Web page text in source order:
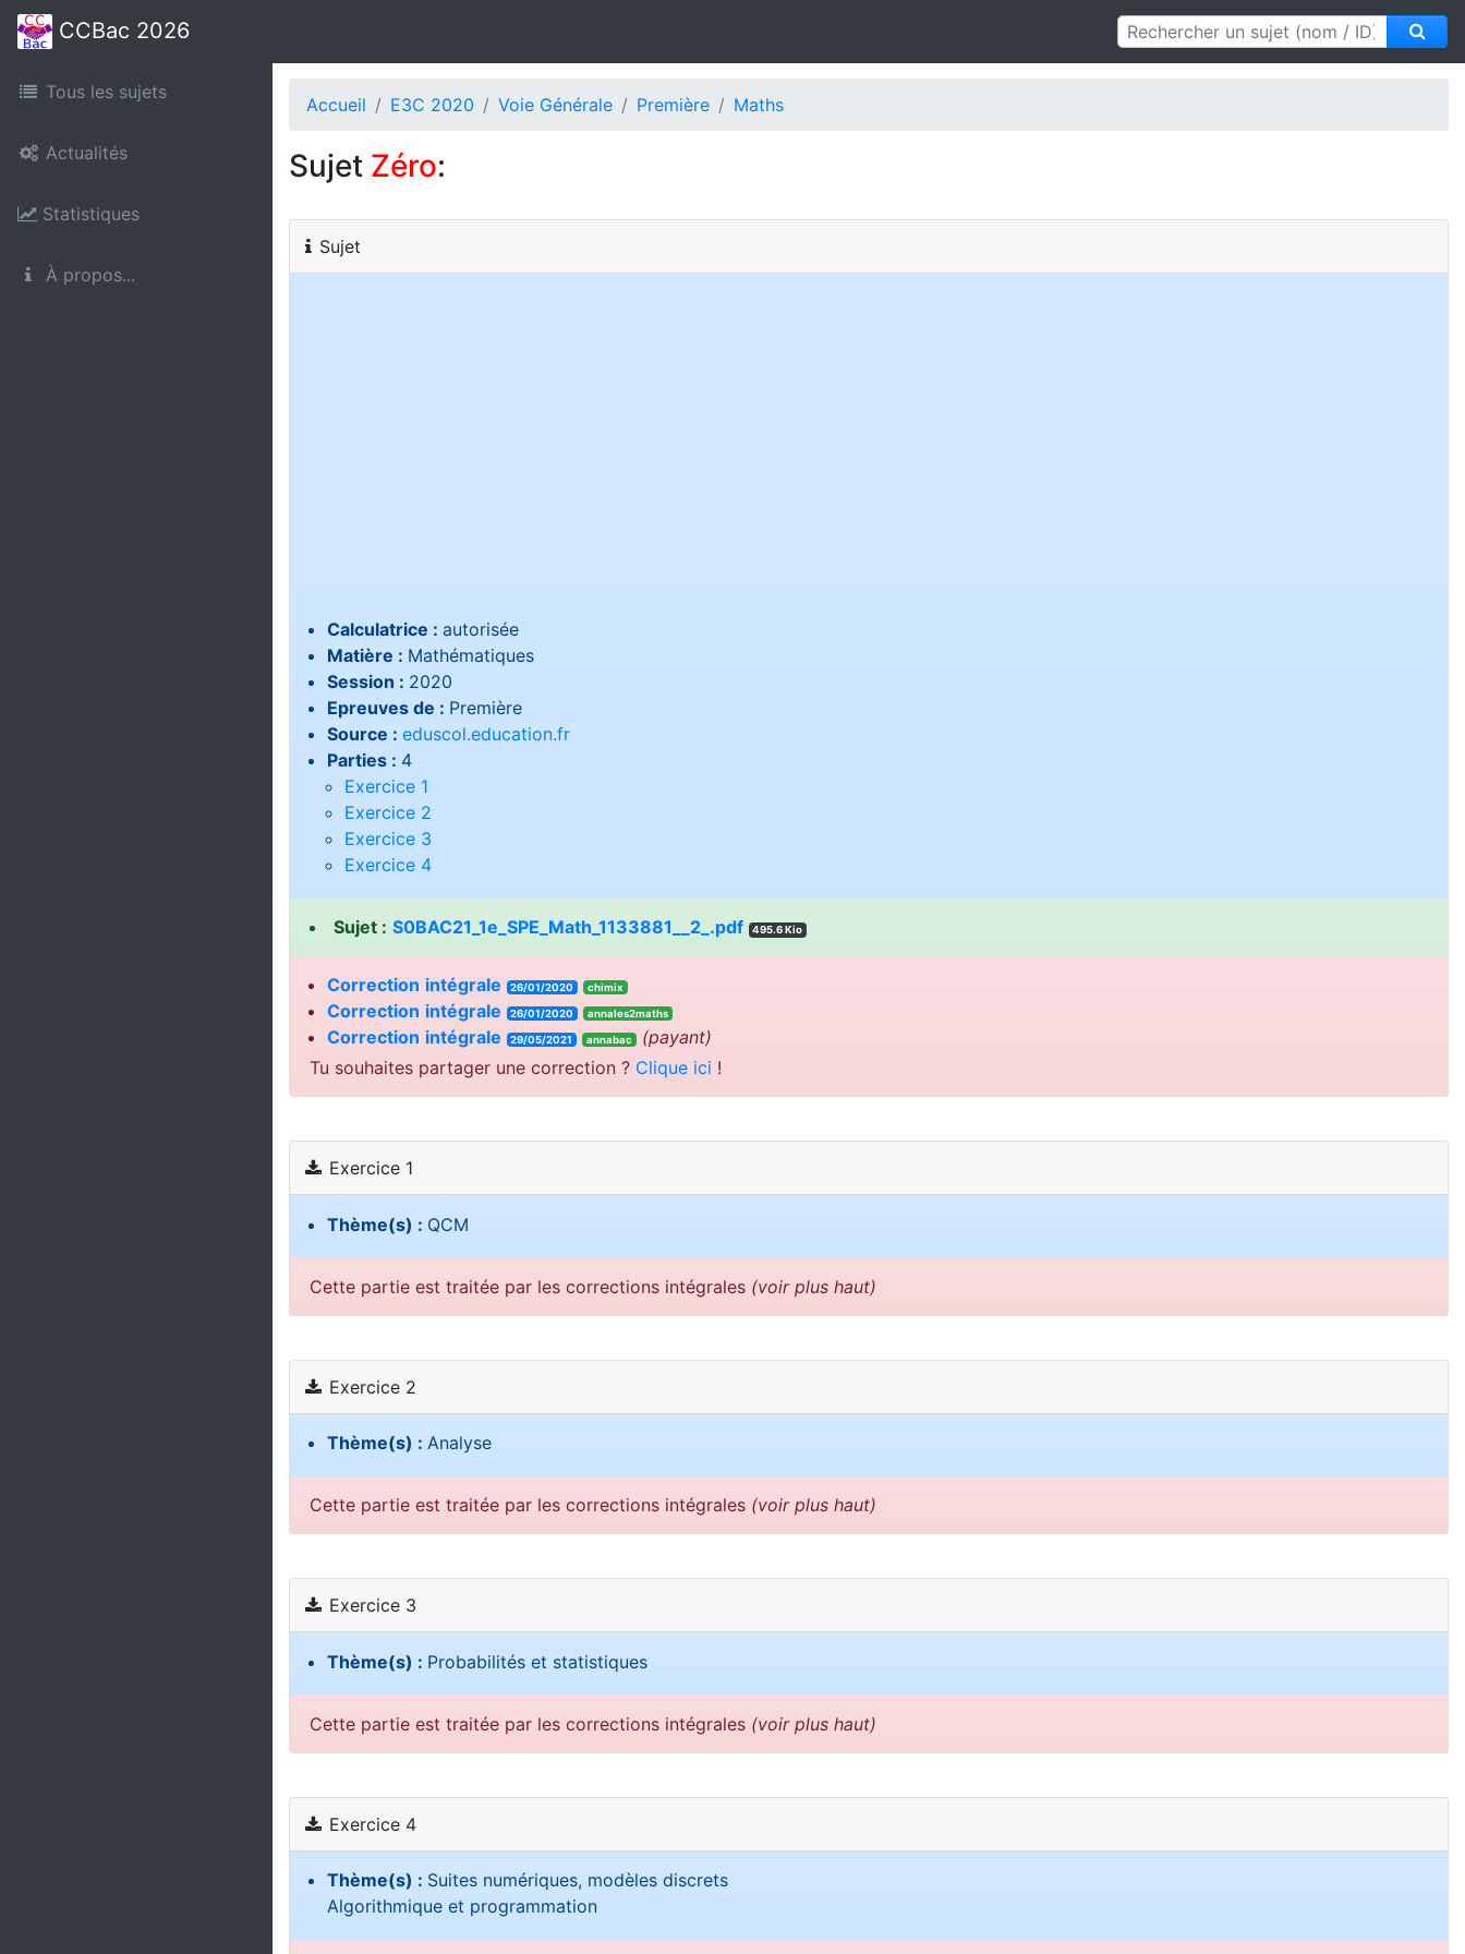
CCBac 2026
Tous les sujets
Actualités
Statistiques
À propos...
Accueil E3C 2020 Voie Générale Première Maths
Sujet Zéro:
Sujet
Calculatrice : autorisée
Matière : Mathématiques
Session : 2020
Epreuves de : Première
Source : eduscol.education.fr
Parties : 4
Exercice 1
Exercice 2
Exercice 3
Exercice 4
Sujet : S0BAC21_1e_SPE_Math_1133881__2_.pdf 495.6 Kio
Correction intégrale 26/01/2020 chimix
Correction intégrale 26/01/2020 annales2maths
Correction intégrale 29/05/2021 annabac
(payant)
Tu souhaites partager une correction ? Clique ici !
Exercice 1
Thème(s) : QCM
Cette partie est traitée par les corrections intégrales (voir plus haut)
Exercice 2
Thème(s) : Analyse
Cette partie est traitée par les corrections intégrales (voir plus haut)
Exercice 3
Thème(s) : Probabilités et statistiques
Cette partie est traitée par les corrections intégrales (voir plus haut)
Exercice 4
Thème(s) : Suites numériques, modèles discrets
Algorithmique et programmation